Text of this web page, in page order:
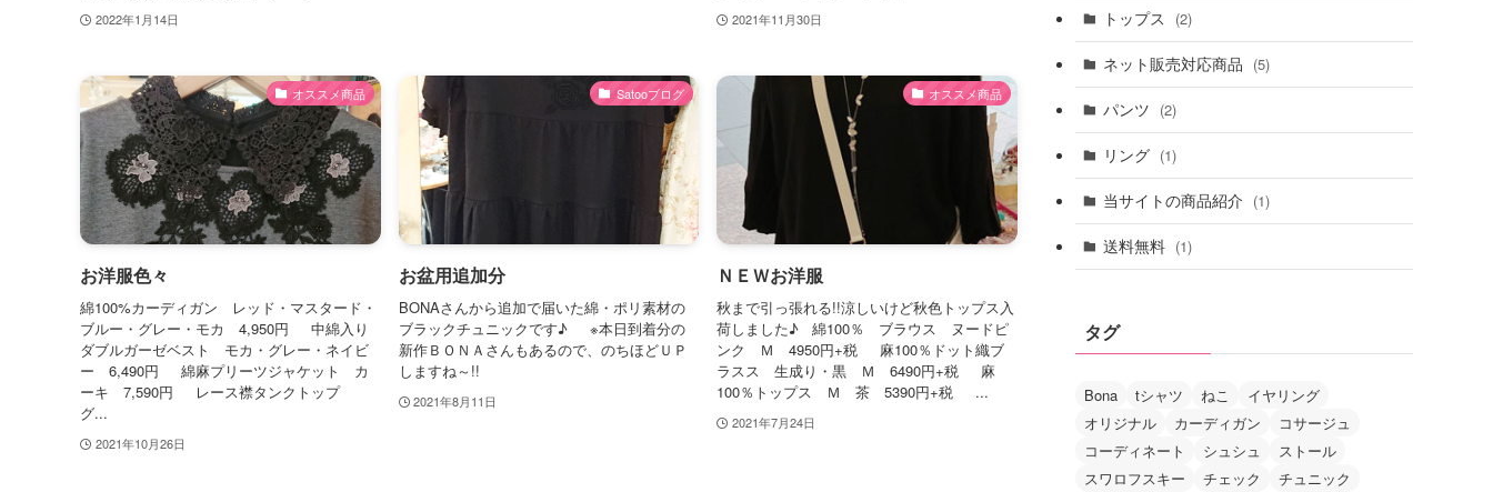
2022年1月14日 2021年11月30日
オススメ商品
お洋服色々
綿100%カーディガン レッド・マスタード・
ブルー・グレー・モカ 4,950円 中綿入り
ダブルガーゼベスト モカ・グレー・ネイビ
ー 6,490円 綿麻プリーツジャケット カ
ーキ 7,590円 レース襟タンクトップ
グ...
2021年10月26日
Satooブログ
お盆用追加分
BONAさんから追加で届いた綿・ポリ素材の
ブラックチュニックです♪ ※本日到着分の
新作ＢＯＮＡさんもあるので、のちほどＵＰ
しますね～!!
2021年8月11日
オススメ商品
ＮＥＷお洋服
秋まで引っ張れる!!涼しいけど秋色トップス入
荷しました♪ 綿100％ ブラウス ヌードピ
ンク Ｍ 4950円+税 麻100％ドット織ブ
ラスス 生成り・黒 Ｍ 6490円+税 麻
100％トップス Ｍ 茶 5390円+税 ...
2021年7月24日
トップス (2)
ネット販売対応商品 (5)
パンツ (2)
リング (1)
当サイトの商品紹介 (1)
送料無料 (1)
タグ
Bona tシャツ ねこ
イヤリング
オリジナル
カーディガン
コサージュ
コーディネート
シュシュ
ストール
スワロフスキー
チェック チュニック